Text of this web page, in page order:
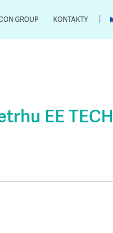
GROUP KONTAKTY
EE TECH